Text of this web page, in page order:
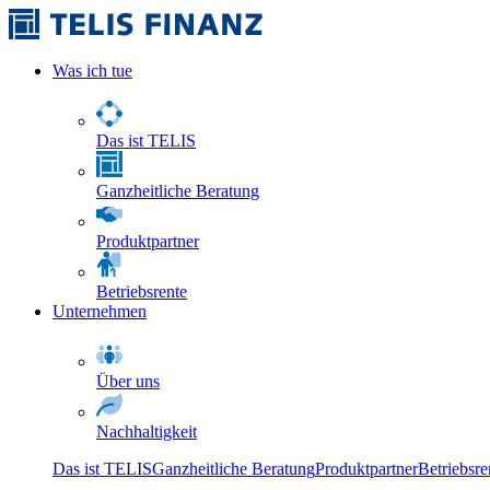
Was ich tue
Das ist TELIS
Ganzheitliche Beratung
Produktpartner
Betriebsrente
Unternehmen
Über uns
Nachhaltigkeit
Das ist TELISGanzheitliche BeratungProduktpartner